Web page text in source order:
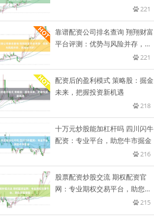
221
靠谱配资公司排名查询 翔翔财富
平台评测：优势与风险并存，到
221
配资后的盈利模式 策略股：掘金
未来，把握投资新机遇
218
十万元炒股能加杠杆吗 四川闪牛
配资：专业平台，助您牛市掘金
216
股票配资炒股交流 期权配资官
网：专业期权交易平台，助您财
215